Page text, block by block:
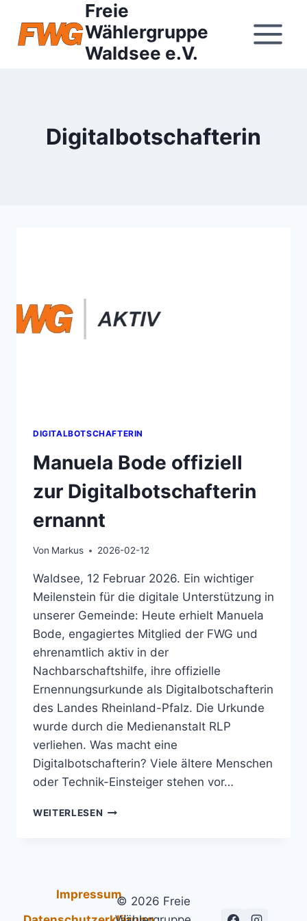
Inhalt
springen
Freie
Wählergruppe
Waldsee e.V.
Digitalbotschafterin
DIGITALBOTSCHAFTERIN
Manuela Bode offiziell
zur Digitalbotschafterin
ernannt
Von Markus 2026-02-12
Waldsee, 12 Februar 2026. Ein wichtiger
Meilenstein für die digitale Unterstützung in
unserer Gemeinde: Heute erhielt Manuela
Bode, engagiertes Mitglied der FWG und
ehrenamtlich aktiv in der
Nachbarschaftshilfe, ihre offizielle
Ernennungsurkunde als Digitalbotschafterin
des Landes Rheinland-Pfalz. Die Urkunde
wurde durch die Medienanstalt RLP
verliehen. Was macht eine
Digitalbotschafterin? Viele ältere Menschen
oder Technik-Einsteiger stehen vor…
WEITERLESEN MANUELA
Impressum
© 2026 Freie